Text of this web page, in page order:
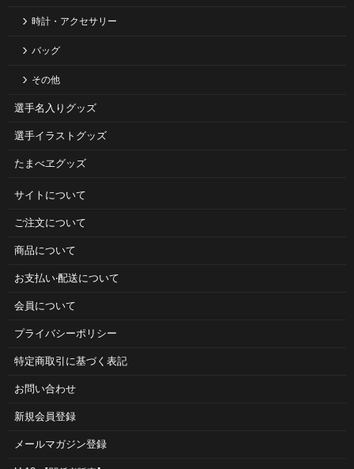
時計・アクセサリー
バッグ
その他
選手名入りグッズ
選手イラストグッズ
たまべヱグッズ
サイトについて
ご注⽂について
商品について
お⽀払い‧配送について
会員について
プライバシーポリシー
特定商取引に基づく表記
お問い合わせ
新規会員登録
メールマガジン登録